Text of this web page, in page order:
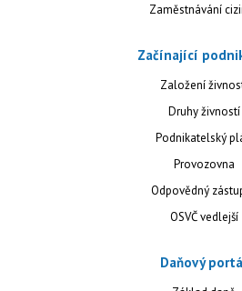
Zaměstnávání
Začínající
Založení
Druhy živností
Podnikatelský
Provozovna
Odpovědný
OSVČ vedlejší
Daňový